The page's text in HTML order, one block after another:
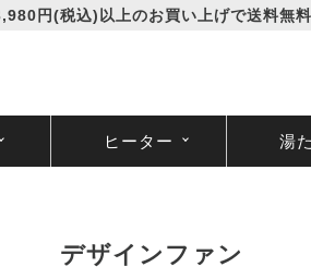
円(税込)以上のお買い上げで送料無料
ヒーター 湯
デザインファン